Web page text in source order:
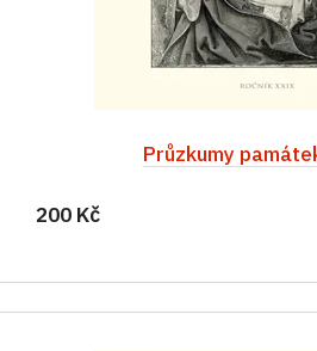
Průzkumy
200 Kč